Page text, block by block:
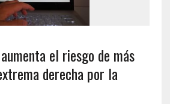
el riesgo de más
derecha por la